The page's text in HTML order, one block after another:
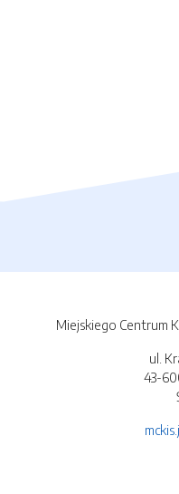
Miejskiego Centrum
ul.
43-